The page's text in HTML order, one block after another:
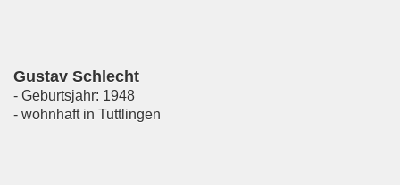
Gustav Schlecht
- Geburtsjahr: 1948
- wohnhaft in Tuttlingen